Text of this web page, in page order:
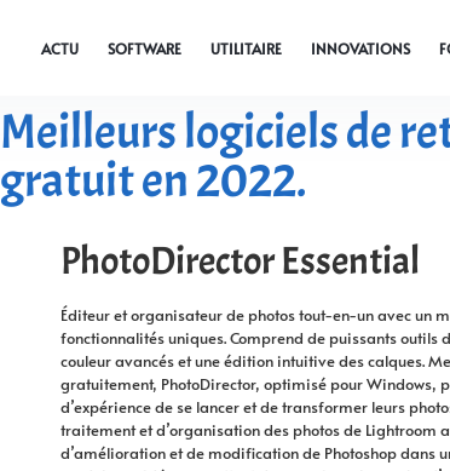
ACTU SOFTWARE UTILITAIRE INNOVATIONS
Meilleurs logiciels de
gratuit en 2022.
PhotoDirector Essential
Éditeur et organisateur de photos tout-en-un avec un
fonctionnalités uniques. Comprend de puissants outils
couleur avancés et une édition intuitive des calques.
gratuitement, PhotoDirector, optimisé pour Windows,
d’expérience de se lancer et de transformer leurs
traitement et d’organisation des photos de Lightroom
d’amélioration et de modification de Photoshop dans